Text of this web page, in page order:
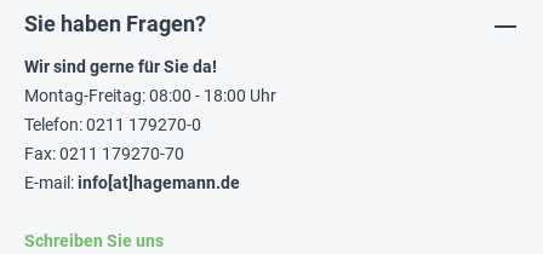
Sie haben Fragen?
Wir sind gerne für Sie da!
Montag-Freitag: 08:00 - 18:00 Uhr
Telefon: 0211 179270-0
Fax: 0211 179270-70
E-mail:info[at]hagemann.de
Schreiben Sie uns